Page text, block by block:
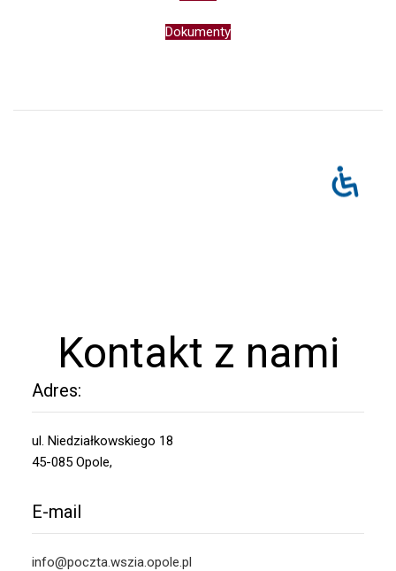
Dokumenty
Kontakt z nami
Adres:
ul. Niedziałkowskiego 18
45-085 Opole,
E-mail
info@poczta.wszia.opole.pl